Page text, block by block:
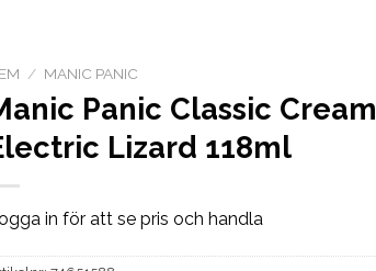
/ MANIC PANIC
Panic Classic Cream
Lizard 118ml
in för att se pris och handla